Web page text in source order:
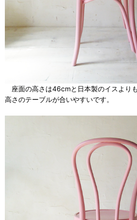
座面の高さは46cmと日本製のイスより
高さのテーブルが合いやすいです。